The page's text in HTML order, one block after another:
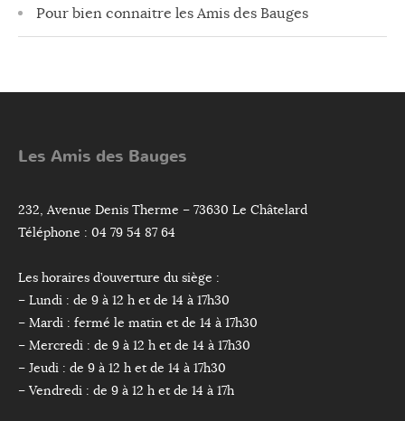
Pour bien connaitre les Amis des Bauges
Les Amis des Bauges
232, Avenue Denis Therme – 73630 Le Châtelard
Téléphone : 04 79 54 87 64
Les horaires d’ouverture du siège :
– Lundi : de 9 à 12 h et de 14 à 17h30
– Mardi : fermé le matin et de 14 à 17h30
– Mercredi : de 9 à 12 h et de 14 à 17h30
– Jeudi : de 9 à 12 h et de 14 à 17h30
– Vendredi : de 9 à 12 h et de 14 à 17h